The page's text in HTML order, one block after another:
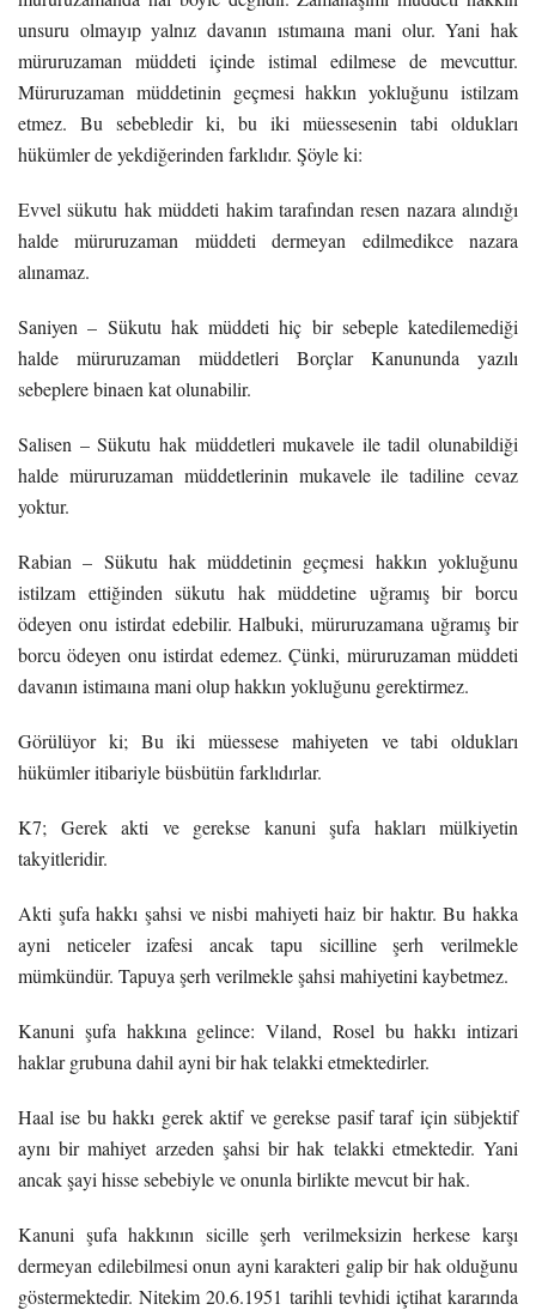
unsuru olmayıp yalnız davanın ıstımaına mani olur. Yani hak
müruruzaman müddeti içinde istimal edilmese de mevcuttur.
Müruruzaman müddetinin geçmesi hakkın yokluğunu istilzam
etmez. Bu sebebledir ki, bu iki müessesenin tabi oldukları
hükümler de yekdiğerinden farklıdır. Şöyle ki:
Evvel sükutu hak müddeti hakim tarafından resen nazara alındığı
halde müruruzaman müddeti dermeyan edilmedikce nazara
alınamaz.
Saniyen – Sükutu hak müddeti hiç bir sebeple katedilemediği
halde müruruzaman müddetleri Borçlar Kanununda yazılı
sebeplere binaen kat olunabilir.
Salisen – Sükutu hak müddetleri mukavele ile tadil olunabildiği
halde müruruzaman müddetlerinin mukavele ile tadiline cevaz
yoktur.
Rabian – Sükutu hak müddetinin geçmesi hakkın yokluğunu
istilzam ettiğinden sükutu hak müddetine uğramış bir borcu
ödeyen onu istirdat edebilir. Halbuki, müruruzamana uğramış bir
borcu ödeyen onu istirdat edemez. Çünki, müruruzaman müddeti
davanın istimaına mani olup hakkın yokluğunu gerektirmez.
Görülüyor ki; Bu iki müessese mahiyeten ve tabi oldukları
hükümler itibariyle büsbütün farklıdırlar.
K7; Gerek akti ve gerekse kanuni şufa hakları mülkiyetin
takyitleridir.
Akti şufa hakkı şahsi ve nisbi mahiyeti haiz bir haktır. Bu hakka
ayni neticeler izafesi ancak tapu sicilline şerh verilmekle
mümkündür. Tapuya şerh verilmekle şahsi mahiyetini kaybetmez.
Kanuni şufa hakkına gelince: Viland, Rosel bu hakkı intizari
haklar grubuna dahil ayni bir hak telakki etmektedirler.
Haal ise bu hakkı gerek aktif ve gerekse pasif taraf için sübjektif
aynı bir mahiyet arzeden şahsi bir hak telakki etmektedir. Yani
ancak şayi hisse sebebiyle ve onunla birlikte mevcut bir hak.
Kanuni şufa hakkının sicille şerh verilmeksizin herkese karşı
dermeyan edilebilmesi onun ayni karakteri galip bir hak olduğunu
göstermektedir. Nitekim 20.6.1951 tarihli tevhidi içtihat kararında